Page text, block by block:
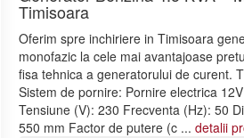
Timisoara
Oferim spre inchiriere in Timisoara
monofazic la cele mai avantajoase
fisa tehnica a generatorului de curent.
Sistem de pornire: Pornire electrica
Tensiune (V): 230 Frecventa (Hz): 50
550 mm Factor de putere (c ... detalii